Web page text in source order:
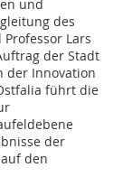
und
des
Lars
der Stadt
der Innovation
führt die
der
den